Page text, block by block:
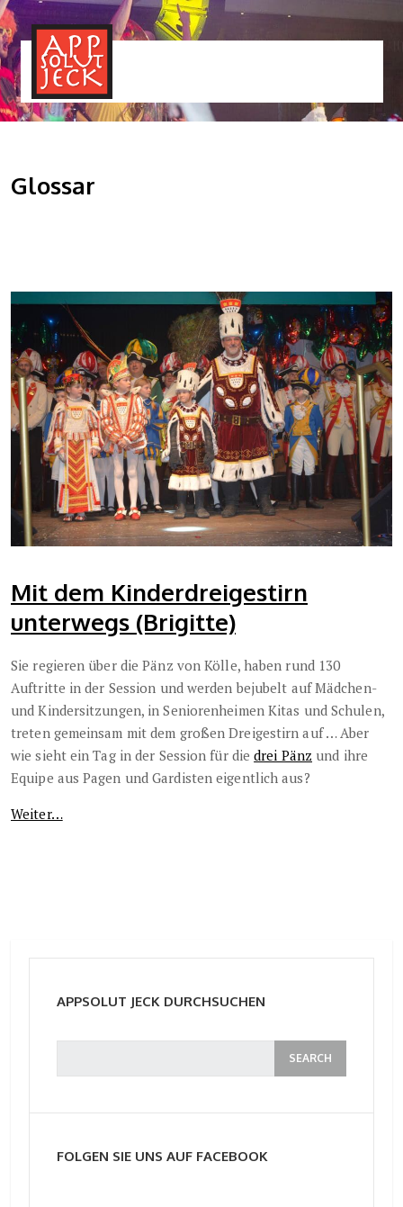
Glossar
Mit dem Kinderdreigestirn
unterwegs (Brigitte)
Sie regieren über die Pänz von Kölle, haben rund 130
Auftritte in der Session und werden bejubelt auf Mädchen-
und Kindersitzungen, in Seniorenheimen Kitas und Schulen,
treten gemeinsam mit dem großen Dreigestirn auf … Aber
wie sieht ein Tag in der Session für diedrei Pänz und ihre
Equipe aus Pagen und Gardisten eigentlich aus?
Weiter…
APPSOLUT JECK DURCHSUCHEN
FOLGEN SIE UNS AUF FACEBOOK